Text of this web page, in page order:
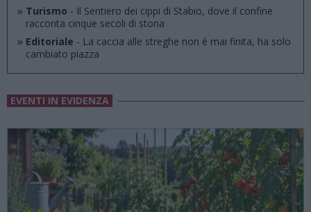
» Turismo - Il Sentiero dei cippi di Stabio, dove il confine
racconta cinque secoli di storia
» Editoriale - La caccia alle streghe non è mai finita, ha solo
cambiato piazza
EVENTI IN EVIDENZA